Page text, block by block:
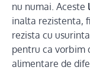
nu numai. Aceste
inalta rezistenta,
rezista cu
pentru ca vorbim
alimentare de